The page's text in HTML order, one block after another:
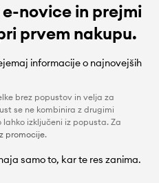
novice in prejmi
prvem nakupu.
informacije o najnovejših
brez popustov in velja za
se ne kombinira z drugimi
izključeni iz popusta. Za
promocije.
samo to, kar te res zanima.